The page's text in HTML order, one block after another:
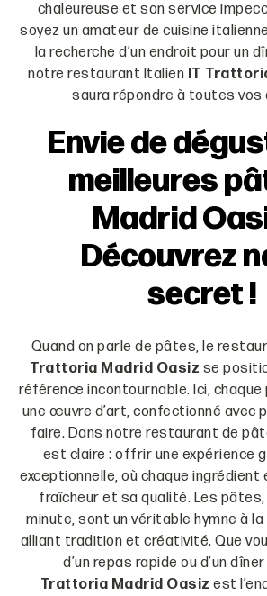
chaleureuse et son service
soyez un amateur de cuisine
la recherche d’un endroit pour un
notre restaurant Italien IT
saura répondre à toutes
Envie de
meilleures
Madrid
Découvrez
secret !
Quand on parle de pâtes, le
Trattoria Madrid Oasiz se
référence incontournable. Ici,
une œuvre d’art, confectionné avec
faire. Dans notre restaurant de
est claire : offrir une expérience
exceptionnelle, où chaque
fraîcheur et sa qualité. Les
minute, sont un véritable hymne à
alliant tradition et créativité. Que
d’un repas rapide ou d’un
Trattoria Madrid Oasiz est